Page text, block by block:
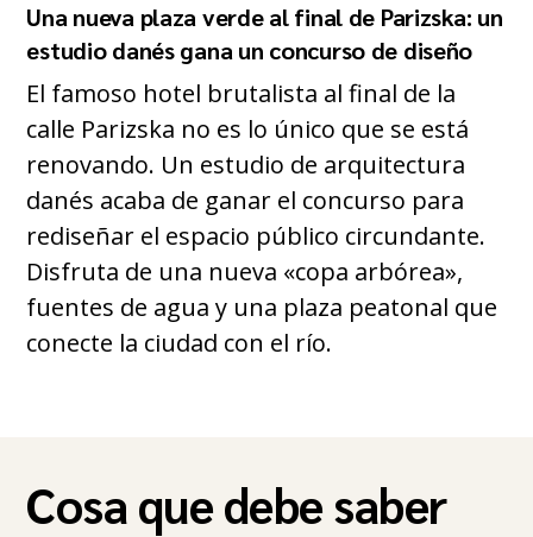
Una nueva plaza verde al final de Parizska: un
estudio danés gana un concurso de diseño
El famoso hotel brutalista al final de la
calle Parizska no es lo único que se está
renovando. Un estudio de arquitectura
danés acaba de ganar el concurso para
rediseñar el espacio público circundante.
Disfruta de una nueva «copa arbórea»,
fuentes de agua y una plaza peatonal que
conecte la ciudad con el río.
Cosa que debe saber